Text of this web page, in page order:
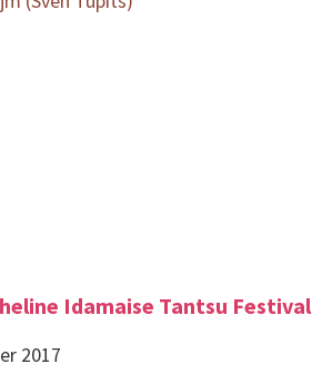
Idamaise Tantsu Festival
2017